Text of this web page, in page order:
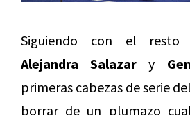
Siguiendo con el resto
Alejandra Salazar y
primeras cabezas de serie
borrar de un plumazo